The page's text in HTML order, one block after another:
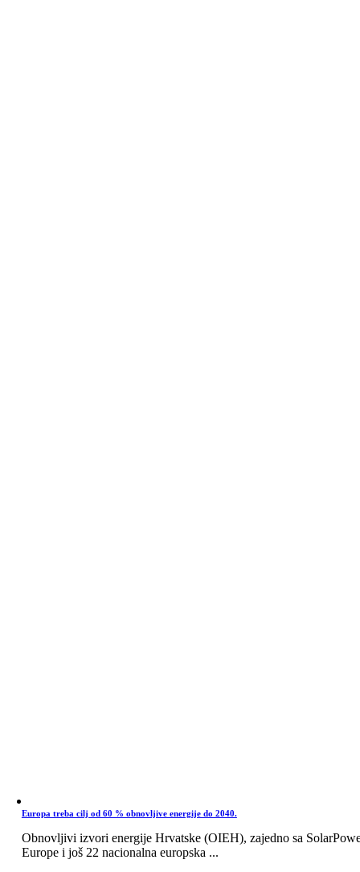
Europa treba cilj od 60 % obnovljive energije do 2040.
Obnovljivi izvori energije Hrvatske (OIEH), zajedno sa
Europe i još 22 nacionalna europska ...